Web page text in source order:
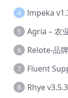
4
5
6 Relote-品
7
8